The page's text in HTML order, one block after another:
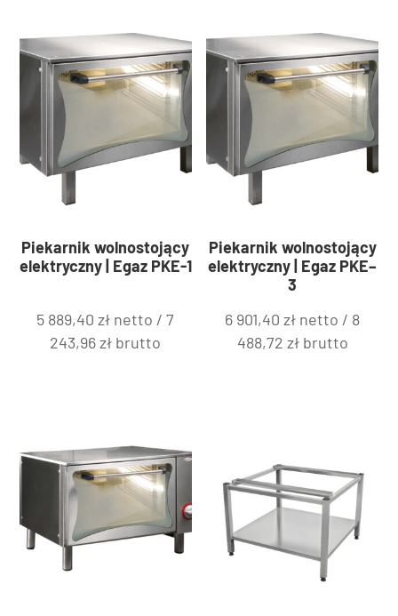
Piekarnik wolnostojący
elektryczny | Egaz PKE-1
5 889,40zł netto /7
243,96zł brutto
Piekarnik wolnostojący
elektryczny | Egaz PKE–
3
6 901,40zł netto / 8
488,72 złbrutto